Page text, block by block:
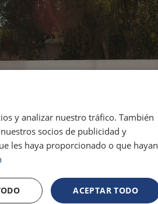
y analizar nuestro tráfico. También
socios de publicidad y
les haya proporcionado o que hayan
ACEPTAR TODO